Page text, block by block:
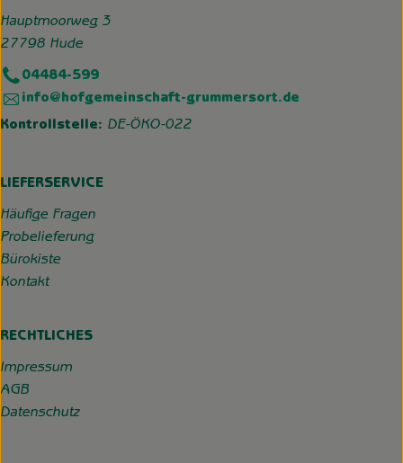
Hauptmoorweg 3
27798 Hude
04484-599
info@hofgemeinschaft-grummersort.de
Kontrollstelle: DE-ÖKO-022
LIEFERSERVICE
Häufige Fragen
Probelieferung
Bürokiste
Kontakt
RECHTLICHES
Impressum
AGB
Datenschutz